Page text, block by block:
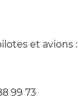
et avions :
99 73